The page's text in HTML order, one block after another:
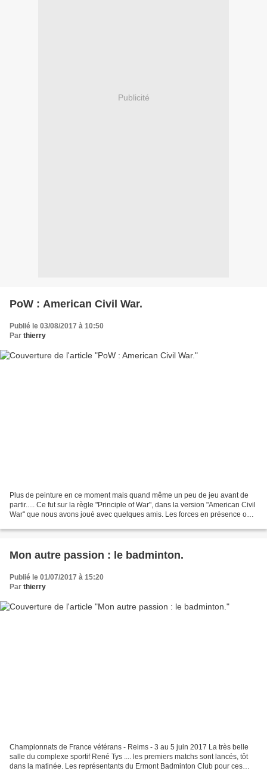
Publicité
PoW : American Civil War.
Publié le 03/08/2017 à 10:50
Par thierry
Plus de peinture en ce moment mais quand même un peu de jeu avant de
partir..... Ce fut sur la règle "Principle of War", dans la version "American Civil
War" que nous avons joué avec quelques amis. Les forces en présence ont
Mon autre passion : le badminton.
Publié le 01/07/2017 à 15:20
Par thierry
Championnats de France vétérans - Reims - 3 au 5 juin 2017 La très belle
salle du complexe sportif René Tys .... les premiers matchs sont lancés, tôt
dans la matinée. Les représentants du Ermont Badminton Club pour ces